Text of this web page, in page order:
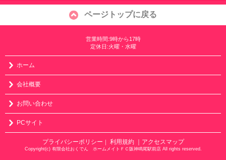
ページトップに戻る
営業時間:9時から17時
定休日:火曜・水曜
ホーム
会社概要
お問い合わせ
PCサイト
プライバシーポリシー 利用規約 ｜アクセスマップ
Copyright(c) 有限会社おくでん ホームメイトＦＣ阪神鳴尾駅前店 All rights reserved.